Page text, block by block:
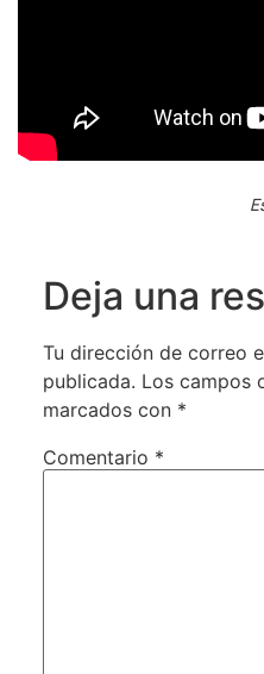
Deja una
Tu dirección de correo
publicada. Los campos
marcados con *
Comentario *